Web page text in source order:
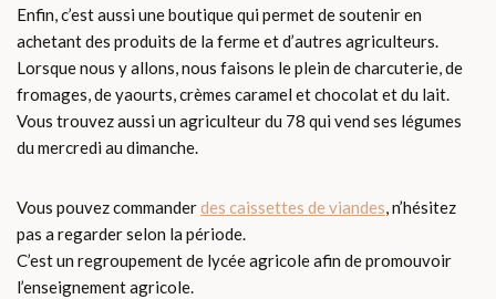
Enfin, c’est aussi une boutique qui permet de soutenir en
achetant des produits de la ferme et d’autres agriculteurs.
Lorsque nous y allons, nous faisons le plein de charcuterie, de
fromages, de yaourts, crèmes caramel et chocolat et du lait.
Vous trouvez aussi un agriculteur du 78 qui vend ses légumes
du mercredi au dimanche.
Vous pouvez commanderdes caissettes de viandes, n’hésitez
pas a regarder selon la période.
C’est un regroupement de lycée agricole afin de promouvoir
l’enseignement agricole.